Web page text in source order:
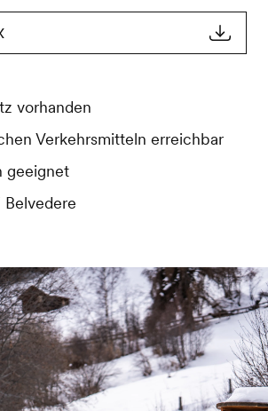
vorhanden
Verkehrsmitteln erreichbar
geeignet